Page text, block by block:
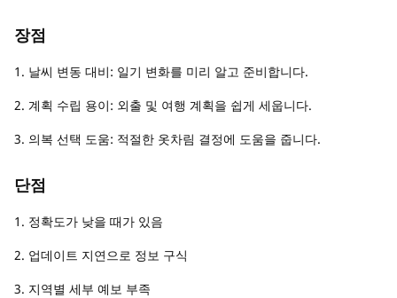
장점
1. 날씨 변동 대비: 일기 변화를 미리 알고 준비합니다.
2. 계획 수립 용이: 외출 및 여행 계획을 쉽게 세웁니다.
3. 의복 선택 도움: 적절한 옷차림 결정에 도움을 줍니다.
단점
1. 정확도가 낮을 때가 있음
2. 업데이트 지연으로 정보 구식
3. 지역별 세부 예보 부족